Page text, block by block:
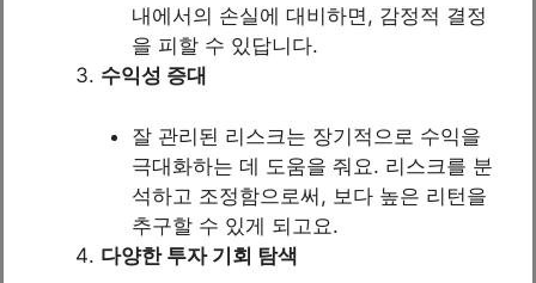
내에서의 손실에 대비하면, 감정적 결정
을 피할 수 있답니다.
수익성 증대
잘 관리된 리스크는 장기적으로 수익을
극대화하는 데 도움을 줘요. 리스크를 분
석하고 조정함으로써, 보다 높은 리턴을
추구할 수 있게 되고요.
다양한 투자 기회 탐색